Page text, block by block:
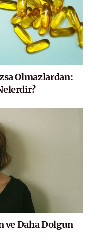
Olmazlardan:
ve Daha Dolgun